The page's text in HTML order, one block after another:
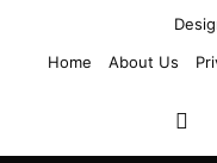
Home
About Us